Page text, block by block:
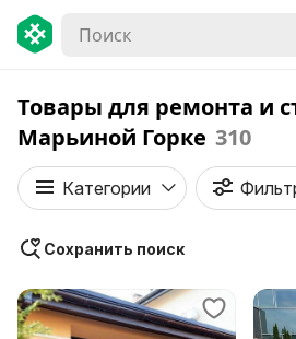
Товары для ремонта и
Марьиной Горке 310
Категории
Сохранить поиск